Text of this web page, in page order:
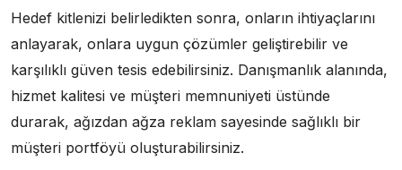
Hedef kitlenizi belirledikten sonra, onların ihtiyaçlarını
anlayarak, onlara uygun çözümler geliştirebilir ve
karşılıklı güven tesis edebilirsiniz. Danışmanlık alanında,
hizmet kalitesi ve müşteri memnuniyeti üstünde
durarak, ağızdan ağza reklam sayesinde sağlıklı bir
müşteri portföyü oluşturabilirsiniz.